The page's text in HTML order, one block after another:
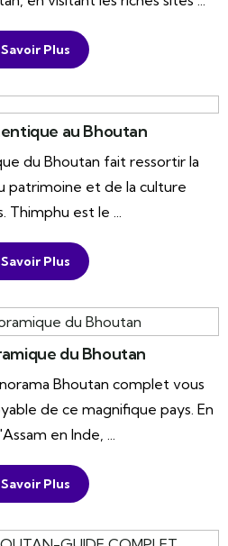
Savoir Plus
au Bhoutan
du Bhoutan fait ressortir la
patrimoine et de la culture
Thimphu est le ...
Savoir Plus
du Bhoutan
Bhoutan complet vous
de ce magnifique pays. En
en Inde, ...
Savoir Plus